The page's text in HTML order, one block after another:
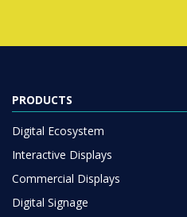
PRODUCTS
Digital Ecosystem
Interactive Displays
Commercial Displays
Digital Signage